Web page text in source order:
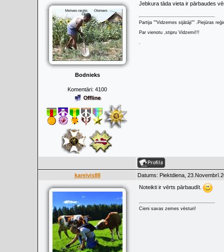
Bodnieks
Komentāri: 4100
Jebkura tāda vieta ir pārbaudes
Partija ""Vidzemes sijātāji"" .Piejūras
Par vienotu ,stipru Vidzemi!!!
.
kareivis88 Datums: Piektdiena,
Noteikti ir vērts pārbaudīt.
Cieni savas zemes vēsturi!